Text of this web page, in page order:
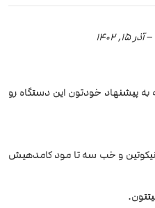
–آذر 15, 1402
پیشنهاد خودتون این دستگاه رو
و خب سه تا مود کامدهیش